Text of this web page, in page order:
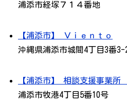
浦添市経塚７１４番地
【浦添市】 Ｖｉｅｎｔｏ
沖縄県浦添市城間4丁目3番
【浦添市】 相談支援事業
浦添市牧港4丁目5番10号